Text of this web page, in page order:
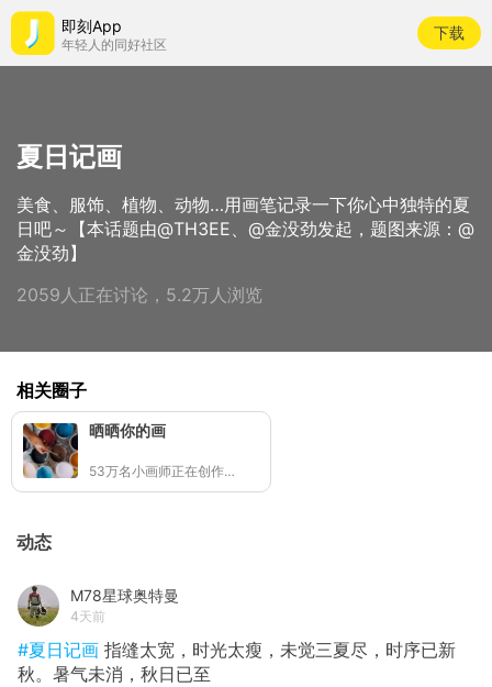
即刻App
年轻人的同好社区
下载
夏日记画
美食、服饰、植物、动物…用画笔记录一下你心中独特的夏
日吧～【本话题由@TH3EE、@金没劲发起，题图来源：@
金没劲】
2059人正在讨论，5.2万人浏览
相关圈子
晒晒你的画
53万名小画师正在创作👩🏻‍🎨
动态
M78星球奥特曼
4天前
#夏日记画 指缝太宽，时光太瘦，未觉三夏尽，时序已新
秋。暑气未消，秋日已至